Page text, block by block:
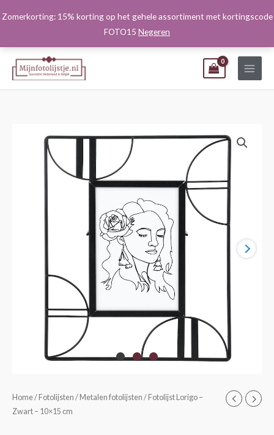
Zomerkorting: 15% korting op het gehele assortiment met kortingscode
FOTO15 Negeren
naar
Home/ Fotolijsten / Metalen fotolijsten / Fotolijst Lorigo –
Zwart – 10×15 cm
Fotolijst
Lorigo